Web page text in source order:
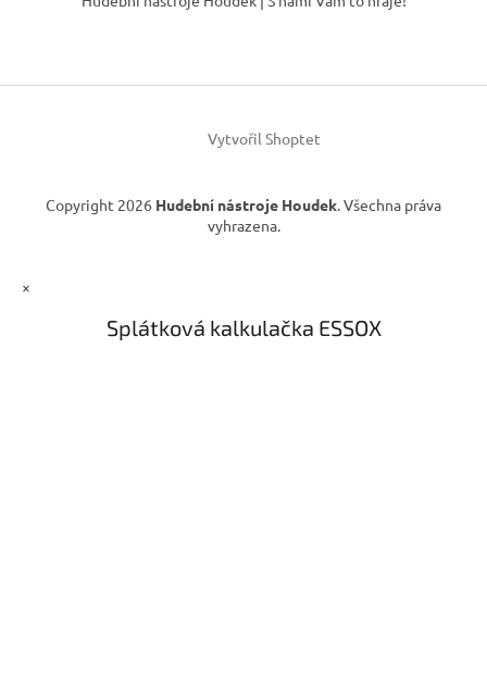
í
Vytvořil Shoptet
Copyright 2026 Hudební nástroje Houdek. Všechna práva
vyhrazena.
×
Splátková kalkulačka ESSOX